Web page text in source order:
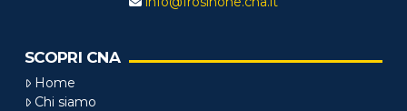
SCOPRI CNA
Home
Chi siamo